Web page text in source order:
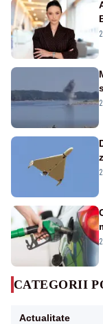
CATEGORII
Actualitate